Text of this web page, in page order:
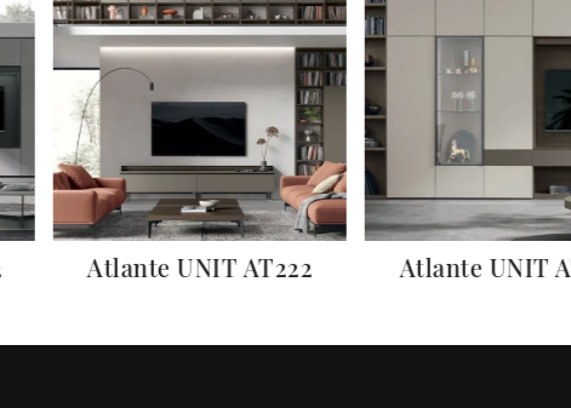
Atlante UNIT AT222 Atlante UNIT